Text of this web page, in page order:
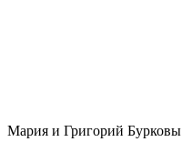
Мария и Григорий Бурковы